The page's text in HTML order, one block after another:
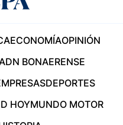
ECONOMÍAOPINIÓN
BONAERENSE
DEPORTES
HOYMUNDO MOTOR